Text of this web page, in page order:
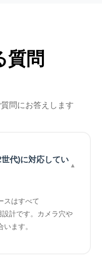
質問
問にお答えします
代)に対応してい
スはすべて
計です。カメラ穴や
ます。